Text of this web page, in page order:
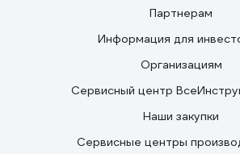
Партнерам
Информация для
Организациям
Сервисный центр
Наши закупки
Сервисные центры